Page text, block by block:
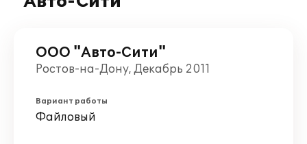
ООО "Авто-Сити"
Ростов-на-Дону, Декабрь 2011
Вариант работы
Файловый